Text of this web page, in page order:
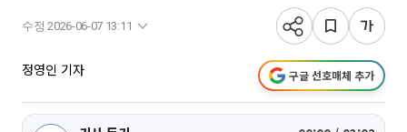
수정 2026-06-07 13:11
정영인 기자 구글 선호매체 추가